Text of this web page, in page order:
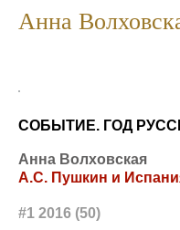
Анна
СОБЫТИЕ. ГОД
Анна Волховская
А.С. Пушкин и
#1 2016 (50)